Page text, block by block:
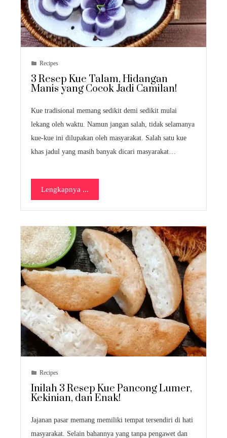
Recipes
3 Resep Kue Talam, Hidangan
Manis yang Cocok Jadi Camilan!
Kue tradisional memang sedikit demi sedikit mulai
lekang oleh waktu. Namun jangan salah, tidak selamanya
kue-kue ini dilupakan oleh masyarakat. Salah satu kue
khas jadul yang masih banyak dicari masyarakat…
Lengkapnya ...
Recipes
Inilah 3 Resep Kue Pancong Lumer,
Kekinian, dan Enak!
Jajanan pasar memang memiliki tempat tersendiri di hati
masyarakat. Selain bahannya yang tanpa pengawet dan